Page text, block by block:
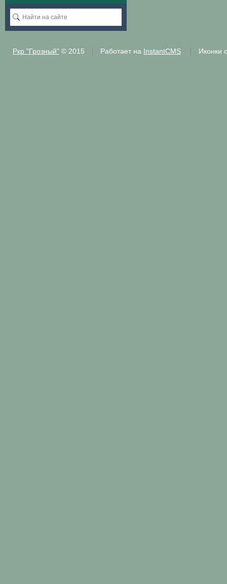
Ркр "Грозный"© 2015 Работает на InstantCMS Иконки